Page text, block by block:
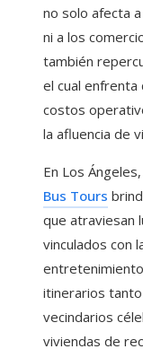
no solo afecta
ni a los
también
el cual enfrenta
costos
la afluencia de
En Los
Bus Tours
que atraviesan
vinculados con
itinerarios
vecindarios
viviendas de